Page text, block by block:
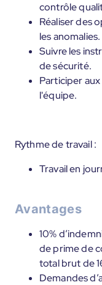
contrôle
Réaliser des
les anomalies.
Suivre les
de sécurité.
Participer
l'équipe.
Rythme de travail :
Travail en
Avantages
10%
de prime de
total brut de
Demandes